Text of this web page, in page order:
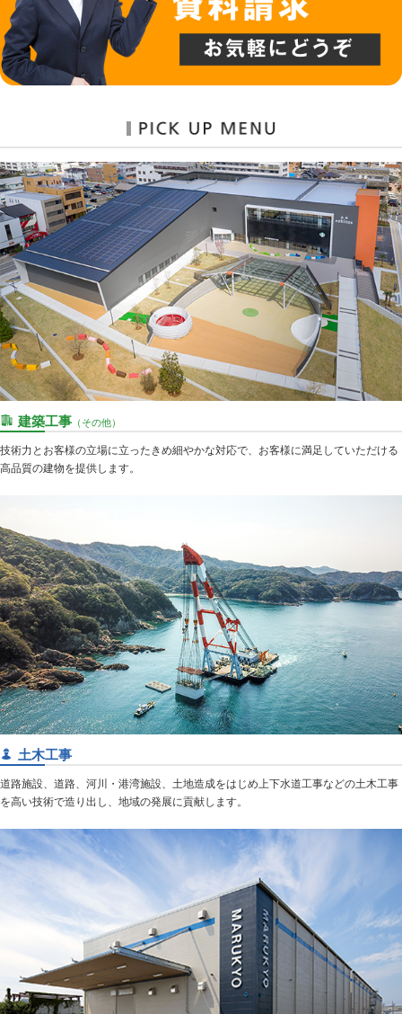
建築工事 （その他）
技術力とお客様の立場に立ったきめ細やかな対応で、お客様に満足していただける
高品質の建物を提供します。
土木工事
道路施設、道路、河川・港湾施設、土地造成をはじめ上下水道工事などの土木工事
を高い技術で造り出し、地域の発展に貢献します。